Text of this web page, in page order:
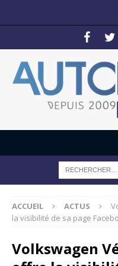
ACCUEIL ACTUS
la visibilité de sa page
Volkswagen